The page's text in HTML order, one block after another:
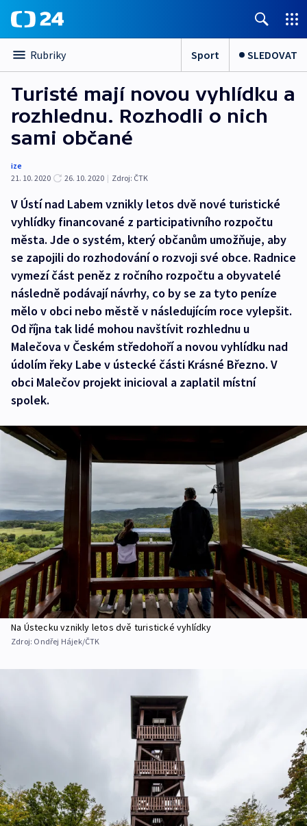
Rubriky Sport SLEDOVAT
Turisté mají novou vyhlídku a
rozhlednu. Rozhodli o nich
sami občané
ize
21. 10. 2020
26. 10. 2020 | Zdroj: ČTK
V Ústí nad Labem vznikly letos dvě nové turistické
vyhlídky financované z participativního rozpočtu
města. Jde o systém, který občanům umožňuje, aby
se zapojili do rozhodování o rozvoji své obce. Radnice
vymezí část peněz z ročního rozpočtu a obyvatelé
následně podávají návrhy, co by se za tyto peníze
mělo v obci nebo městě v následujícím roce vylepšit.
Od října tak lidé mohou navštívit rozhlednu u
Malečova v Českém středohoří a novou vyhlídku nad
údolím řeky Labe v ústecké části Krásné Březno. V
obci Malečov projekt inicioval a zaplatil místní
spolek.
Na Ústecku vznikly letos dvě turistické vyhlídky
Zdroj: Ondřej Hájek/ČTK